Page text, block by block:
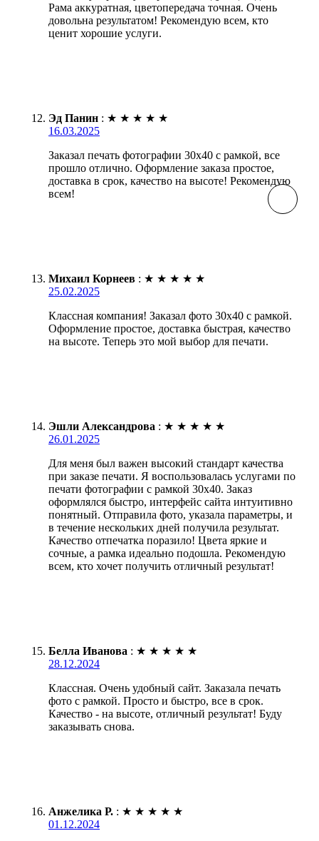
Рама аккуратная, цветопередача точная. Очень
довольна результатом! Рекомендую всем, кто
ценит хорошие услуги.
Эд Панин : ★ ★ ★ ★ ★
16.03.2025
Заказал печать фотографии 30х40 с рамкой, все
прошло отлично. Оформление заказа простое,
доставка в срок, качество на высоте! Рекомендую
всем!
Михаил Корнеев : ★ ★ ★ ★ ★
25.02.2025
Классная компания! Заказал фото 30х40 с рамкой.
Оформление простое, доставка быстрая, качество
на высоте. Теперь это мой выбор для печати.
Эшли Александрова : ★ ★ ★ ★ ★
26.01.2025
Для меня был важен высокий стандарт качества
при заказе печати. Я воспользовалась услугами по
печати фотографии с рамкой 30х40. Заказ
оформлялся быстро, интерфейс сайта интуитивно
понятный. Отправила фото, указала параметры, и
в течение нескольких дней получила результат.
Качество отпечатка поразило! Цвета яркие и
сочные, а рамка идеально подошла. Рекомендую
всем, кто хочет получить отличный результат!
Белла Иванова : ★ ★ ★ ★ ★
28.12.2024
Классная. Очень удобный сайт. Заказала печать
фото с рамкой. Просто и быстро, все в срок.
Качество - на высоте, отличный результат! Буду
заказывать снова.
Анжелика Р. : ★ ★ ★ ★ ★
01.12.2024